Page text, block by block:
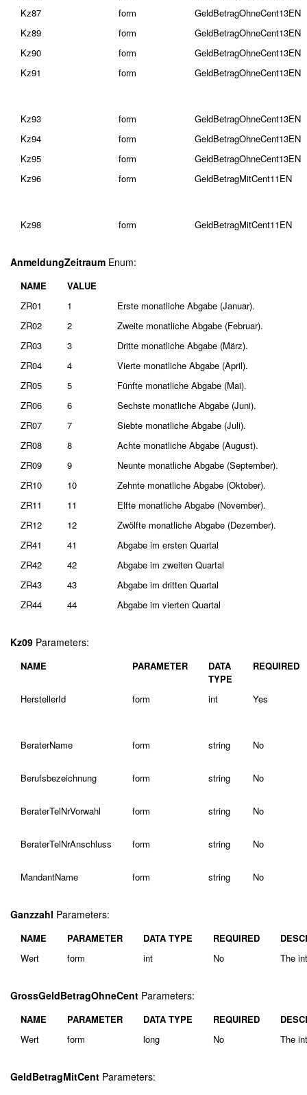
Kz87
form
GeldBetragOhneCent13EN
Kz89
form
GeldBetragOhneCent13EN
Kz90
form
GeldBetragOhneCent13EN
Kz91
form GeldBetragOhneCent13EN
Kz93 form
GeldBetragOhneCent13EN
Kz94
form
GeldBetragOhneCent13EN
Kz95
form
GeldBetragOhneCent13EN
Kz96
form GeldBetragMitCent11EN
Kz98 form GeldBetragMitCent11EN
AnmeldungZeitraum Enum:
NAME
VALUE
ZR01
1
Erste monatliche Abgabe (Januar).
ZR02
2
Zweite monatliche Abgabe (Februar).
ZR03
3
Dritte monatliche Abgabe (März).
ZR04
4
Vierte monatliche Abgabe (April).
ZR05
5
Fünfte monatliche Abgabe (Mai).
ZR06
6
Sechste monatliche Abgabe (Juni).
ZR07
7
Siebte monatliche Abgabe (Juli).
ZR08
8
Achte monatliche Abgabe (August).
ZR09
9
Neunte monatliche Abgabe (September).
ZR10
10
Zehnte monatliche Abgabe (Oktober).
ZR11
11
Elfte monatliche Abgabe (November).
ZR12
12
Zwölfte monatliche Abgabe (Dezember).
ZR41
41
Abgabe im ersten Quartal
ZR42
42
Abgabe im zweiten Quartal
ZR43
43
Abgabe im dritten Quartal
ZR44
44 Abgabe im vierten Quartal
Kz09 Parameters:
NAME PARAMETER
DATA
TYPE
REQUIRED
HerstellerId form int Yes
BeraterName form string No
Berufsbezeichnung form string No
BeraterTelNrVorwahl form string No
BeraterTelNrAnschluss form string No
MandantName form string No
Ganzzahl Parameters:
NAME PARAMETER DATA TYPE REQUIRED
Wert
form int No The
GrossGeldBetragOhneCent Parameters:
NAME PARAMETER DATA TYPE REQUIRED
Wert
form long No The
GeldBetragMitCent Parameters: